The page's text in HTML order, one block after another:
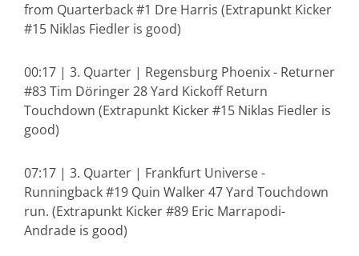
from Quarterback #1 Dre Harris (Extrapunkt Kicker
#15 Niklas Fiedler is good)
00:17 | 3. Quarter | Regensburg Phoenix - Returner
#83 Tim Döringer 28 Yard Kickoff Return
Touchdown (Extrapunkt Kicker #15 Niklas Fiedler is
good)
07:17 | 3. Quarter | Frankfurt Universe -
Runningback #19 Quin Walker 47 Yard Touchdown
run. (Extrapunkt Kicker #89 Eric Marrapodi-
Andrade is good)